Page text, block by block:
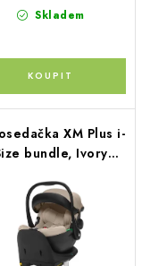
Skladem
XM Plus i-
bundle, Ivory